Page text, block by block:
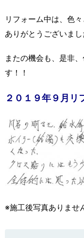
リフォーム中は、色
ありがとうございまし
またの機会も、是非
す！！
２０１９年９月リ
※施工後写真ありませ